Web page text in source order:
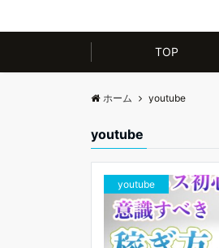
TOP
ホーム youtube
youtube
youtube